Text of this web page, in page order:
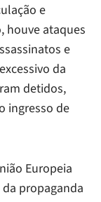
e
houve ataques
e
da
detidos,
ingresso de
Europeia
da propaganda